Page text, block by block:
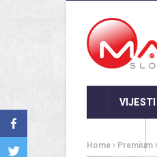
VIJESTI
Home Premium